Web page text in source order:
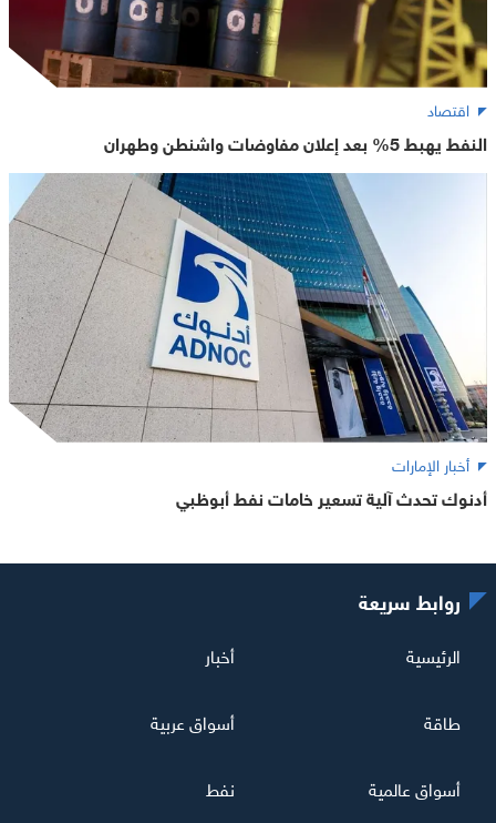
اقتصاد
النفط يهبط 5% بعد إعلان مفاوضات واشنطن وطهران
أخبار الإمارات
أدنوك تحدث آلية تسعير خامات نفط أبوظبي
روابط سريعة
الرئيسية أخبار
طاقة أسواق عربية
أسواق عالمية نفط